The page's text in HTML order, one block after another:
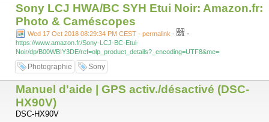
Sony LCJ HWA/BC SYH Etui Noir: Amazon.fr:
Photo & Caméscopes
Wed 17 Oct 2018 08:29:34 PM CEST - permalink - -
https://www.amazon.fr/Sony-LCJ-BC-Etui-
Noir/dp/B00WBIY3DE/ref=olp_product_details?_encoding=UTF8&me=
Photographie Sony
Manuel d'aide | GPS activ./désactivé (DSC-
HX90V)
DSC-HX90V